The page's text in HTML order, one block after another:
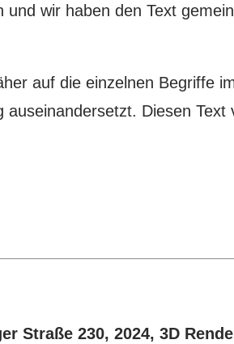
wir haben den Text
auf die einzelnen Begriffe
Diesen
Straße 230, 2024, 3D